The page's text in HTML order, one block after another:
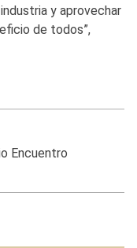
y aprovechar
de todos”,
Encuentro